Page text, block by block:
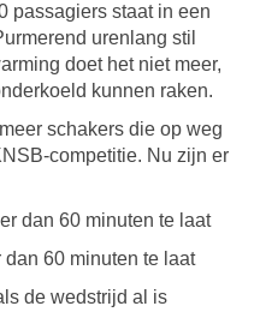
passagiers staat in een
urenlang stil
doet het niet meer,
kunnen raken.
schakers die op weg
competitie. Nu zijn er
dan 60 minuten te laat
60 minuten te laat
de wedstrijd al is